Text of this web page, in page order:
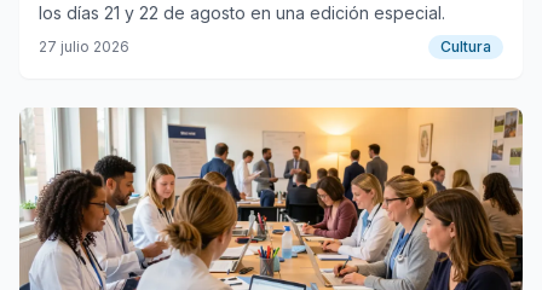
los días 21 y 22 de agosto en una edición especial.
27 julio 2026 Cultura